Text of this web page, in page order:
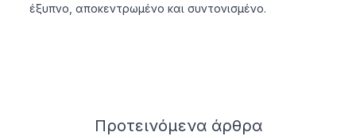
έξυπνο, αποκεντρωμένο και συντονισμένο.
Προτεινόμενα άρθρα